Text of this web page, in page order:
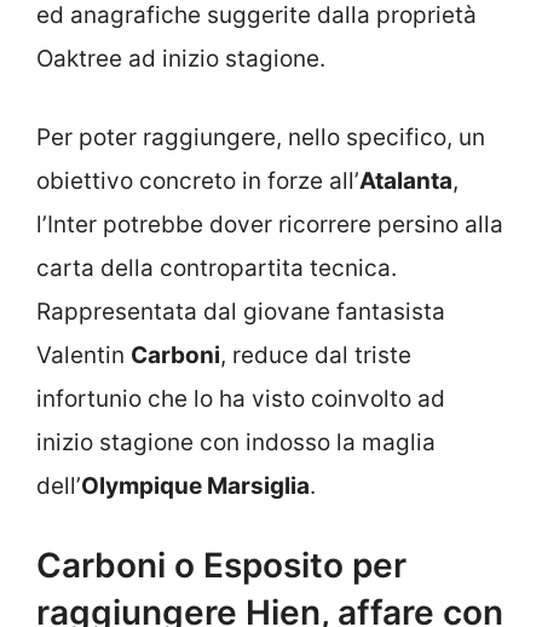
ed anagrafiche suggerite dalla proprietà
Oaktree ad inizio stagione.
Per poter raggiungere, nello specifico, un
obiettivo concreto in forze all’Atalanta,
l’Inter potrebbe dover ricorrere persino alla
carta della contropartita tecnica.
Rappresentata dal giovane fantasista
Valentin Carboni, reduce dal triste
infortunio che lo ha visto coinvolto ad
inizio stagione con indosso la maglia
dell’Olympique Marsiglia.
Carboni o Esposito per
raggiungere Hien, affare con